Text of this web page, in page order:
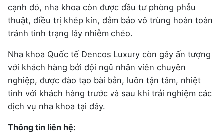
cạnh đó, nha khoa còn được đầu tư phòng phẫu
thuật, điều trị khép kín, đảm bảo vô trùng hoàn toàn
tránh tình trạng lây nhiễm chéo.
Nha khoa Quốc tế Dencos Luxury còn gây ấn tượng
với khách hàng bởi đội ngũ nhân viên chuyên
nghiệp, được đào tạo bài bản, luôn tận tâm, nhiệt
tình với khách hàng trước và sau khi trải nghiệm các
dịch vụ nha khoa tại đây.
Thông tin liên hệ: